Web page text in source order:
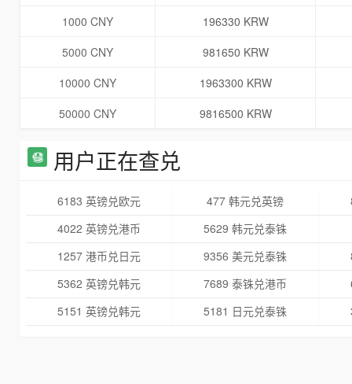
1000 CNY
196330 KRW
5000 CNY
981650 KRW
10000 CNY
1963300 KRW
50000 CNY
9816500 KRW
用户正在查兑
6183 英镑兑欧元 477 韩元兑英镑
4022 英镑兑港币
5629 韩元兑泰铢
1257 港币兑日元
9356 美元兑泰铢
5362 英镑兑韩元
7689 泰铢兑港币
5151 英镑兑韩元
5181 日元兑泰铢